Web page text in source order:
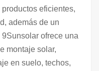
eficientes,
además de un
ofrece una
montaje solar,
en suelo, techos,